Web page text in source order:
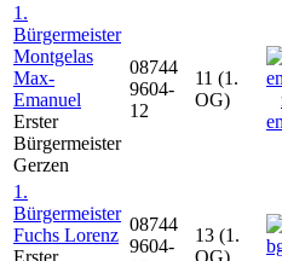
1.
Bürgermeister
Montgelas
Max-
Emanuel
Erster
Bürgermeister
Gerzen
08744
9604-
12
11 (1.
OG)
1.
Bürgermeister
Fuchs Lorenz
Erster
08744
9604-
13 (1.
OG)